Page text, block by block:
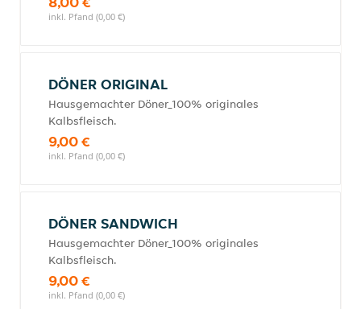
inkl. Pfand (0,00 €)
DÖNER ORIGINAL
Hausgemachter Döner_100% originales
Kalbsfleisch.
9,00 €
inkl. Pfand (0,00 €)
DÖNER SANDWICH
Hausgemachter Döner_100% originales
Kalbsfleisch.
9,00 €
inkl. Pfand (0,00 €)